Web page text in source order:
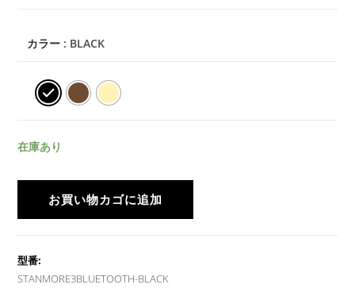
カラー : BLACK
在庫あり
お買い物カゴに追加
型番:
STANMORE3BLUETOOTH-BLACK